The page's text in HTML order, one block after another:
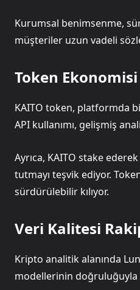
Kurumsal benimsenme,
müşteriler uzun vadeli
Token
KAITO token, platformda
API kullanımı, gelişmiş
Ayrıca, KAITO stake
tutmayı teşvik ediyor.
sürdürülebilir kılıyor.
Veri Kalitesi
Kripto analitik alanında
modellerinin doğruluğuyla